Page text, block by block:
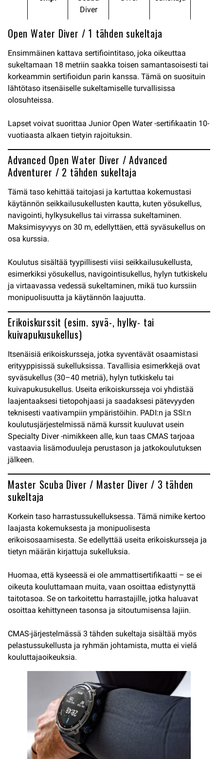
Diver
Open Water Diver / 1 tähden sukeltaja
Ensimmäinen kattava sertifiointitaso, joka oikeuttaa
sukeltamaan 18 metriin saakka toisen samantasoisesti tai
korkeammin sertifioidun parin kanssa. Tämä on suosituin
lähtötaso itsenäiselle sukeltamiselle turvallisissa
olosuhteissa.
Lapset voivat suorittaa Junior Open Water -sertifikaatin 10-
vuotiaasta alkaen tietyin rajoituksin.
Advanced Open Water Diver / Advanced
Adventurer / 2 tähden sukeltaja
Tämä taso kehittää taitojasi ja kartuttaa kokemustasi
käytännön seikkailusukellusten kautta, kuten yösukellus,
navigointi, hylkysukellus tai virrassa sukeltaminen.
Maksimisyvyys on 30 m, edellyttäen, että syväsukellus on
osa kurssia.
Koulutus sisältää tyypillisesti viisi seikkailusukellusta,
esimerkiksi yösukellus, navigointisukellus, hylyn tutkiskelu
ja virtaavassa vedessä sukeltaminen, mikä tuo kurssiin
monipuolisuutta ja käytännön laajuutta.
Erikoiskurssit (esim. syvä-, hylky- tai
kuivapukusukellus)
Itsenäisiä erikoiskursseja, jotka syventävät osaamistasi
erityyppisissä sukelluksissa. Tavallisia esimerkkejä ovat
syväsukellus (30–40 metriä), hylyn tutkiskelu tai
kuivapukusukellus. Useita erikoiskursseja voi yhdistää
laajentaaksesi tietopohjaasi ja saadaksesi pätevyyden
teknisesti vaativampiin ympäristöihin. PADI:n ja SSI:n
koulutusjärjestelmissä nämä kurssit kuuluvat usein
Specialty Diver -nimikkeen alle, kun taas CMAS tarjoaa
vastaavia lisämoduuleja perustason ja jatkokoulutuksen
jälkeen.
Master Scuba Diver / Master Diver / 3 tähden
sukeltaja
Korkein taso harrastussukelluksessa. Tämä nimike kertoo
laajasta kokemuksesta ja monipuolisesta
erikoisosaamisesta. Se edellyttää useita erikoiskursseja ja
tietyn määrän kirjattuja sukelluksia.
Huomaa, että kyseessä ei ole ammattisertifikaatti – se ei
oikeuta kouluttamaan muita, vaan osoittaa edistynyttä
taitotasoa. Se on tarkoitettu harrastajille, jotka haluavat
osoittaa kehittyneen tasonsa ja sitoutumisensa lajiin.
CMAS-järjestelmässä 3 tähden sukeltaja sisältää myös
pelastussukellusta ja ryhmän johtamista, mutta ei vielä
kouluttajaoikeuksia.